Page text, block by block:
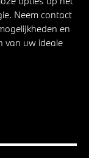
Neem contact
en
van uw ideale